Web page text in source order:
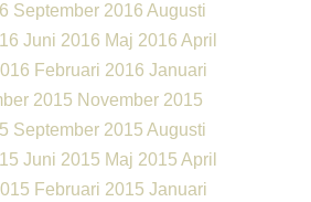
September 2016 Augusti
Juni 2016 Maj 2016 April
Februari 2016 Januari
2015 November 2015
September 2015 Augusti
Juni 2015 Maj 2015 April
Februari 2015 Januari